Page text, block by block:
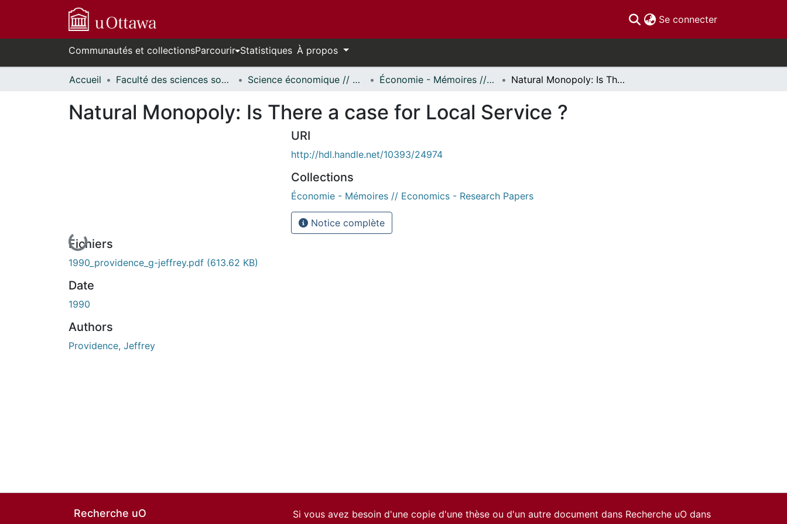
Se connecter(current)
Communautés et collectionsParcourir Statistiques À propos
Accueil Faculté des sciences sociales // Faculty of Social Sciences Science économique // Economics Économie - Mémoires // Economics - Research Papers Natural Monopoly: Is There a case for Local Service ?
Natural Monopoly: Is There a case for Local Service ?
En cours de chargement...
Fichiers
1990_providence_g-jeffrey.pdf (613.62 KB)
Date
1990
Authors
Providence, Jeffrey
URI
http://hdl.handle.net/10393/24974
Collections
Économie - Mémoires // Economics - Research Papers
Notice complète
Recherche uO
Si vous avez besoin d'une copie d'une thèse ou d'un autre document dans Recherche uO dans